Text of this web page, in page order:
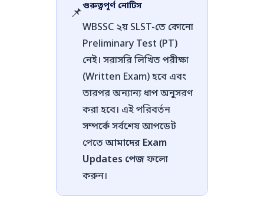
📌গুরুত্বপূর্ণ নোটিস
WBSSC ২য় SLST-তে কোনো
Preliminary Test (PT)
নেই। সরাসরি লিখিত পরীক্ষা
(Written Exam) হবে এবং
তারপর অন্যান্য ধাপ অনুসরণ
করা হবে। এই পরিবর্তন
সম্পর্কে সর্বশেষ আপডেট
পেতেআমাদের Exam
Updates পেজফলো
করুন।